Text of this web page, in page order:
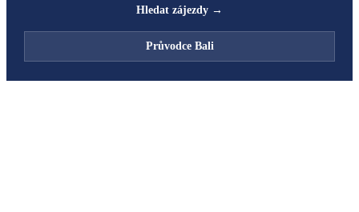
Hledat zájezdy →
Průvodce Bali